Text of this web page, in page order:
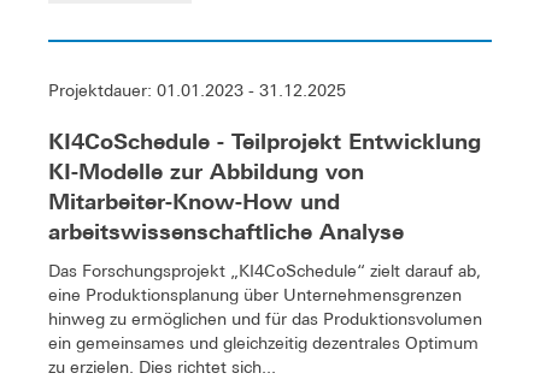
Projektdauer: 01.01.2023 - 31.12.2025
KI4CoSchedule - Teilprojekt Entwicklung
KI-Modelle zur Abbildung von
Mitarbeiter-Know-How und
arbeitswissenschaftliche Analyse
Das Forschungsprojekt „KI4CoSchedule“ zielt darauf ab,
eine Produktionsplanung über Unternehmensgrenzen
hinweg zu ermöglichen und für das Produktionsvolumen
ein gemeinsames und gleichzeitig dezentrales Optimum
zu erzielen. Dies richtet sich...